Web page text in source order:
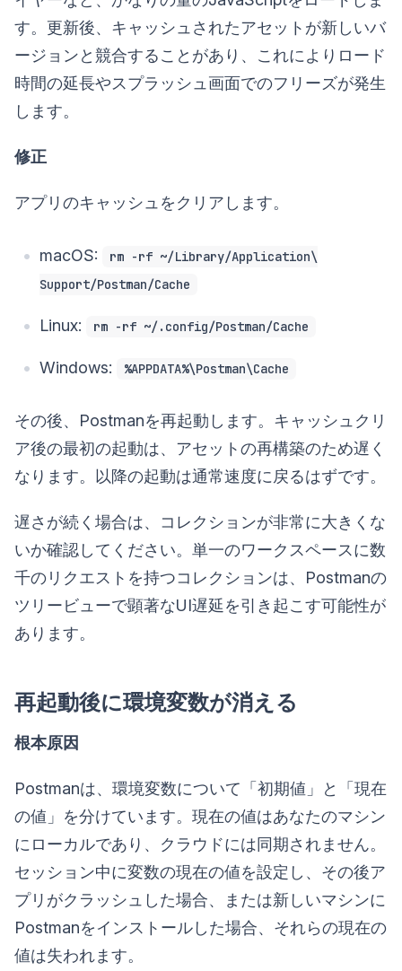
す。更新後、キャッシュされたアセットが新しいバ
ージョンと競合することがあり、これによりロード
時間の延長やスプラッシュ画面でのフリーズが発生
します。
修正
アプリのキャッシュをクリアします。
macOS:
rm -rf ~/Library/Application\
Support/Postman/Cache
Linux: rm -rf ~/.config/Postman/Cache
Windows: %APPDATA%\Postman\Cache
その後、Postmanを再起動します。キャッシュクリ
ア後の最初の起動は、アセットの再構築のため遅く
なります。以降の起動は通常速度に戻るはずです。
遅さが続く場合は、コレクションが非常に大きくな
いか確認してください。単一のワークスペースに数
千のリクエストを持つコレクションは、Postmanの
ツリービューで顕著なUI遅延を引き起こす可能性が
あります。
再起動後に環境変数が消える
根本原因
Postmanは、環境変数について「初期値」と「現在
の値」を分けています。現在の値はあなたのマシン
にローカルであり、クラウドには同期されません。
セッション中に変数の現在の値を設定し、その後ア
プリがクラッシュした場合、または新しいマシンに
Postmanをインストールした場合、それらの現在の
値は失われます。